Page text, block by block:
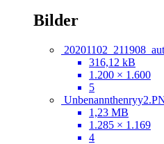
Bilder
316,12 kB
1.200 × 1.600
5
1,23 MB
1.285 × 1.169
4